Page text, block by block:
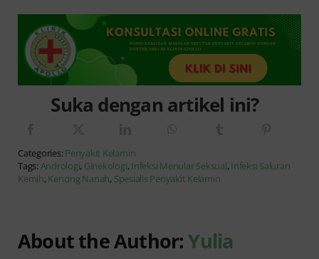
Suka dengan artikel ini?
Categories: Penyakit Kelamin
Tags: Andrologi, Ginekologi, Infeksi Menular Seksual, Infeksi Saluran
Kemih, Kencing Nanah, Spesialis Penyakit Kelamin
About the Author:Yulia